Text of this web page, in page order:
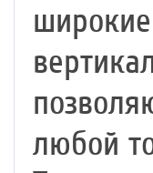
любой